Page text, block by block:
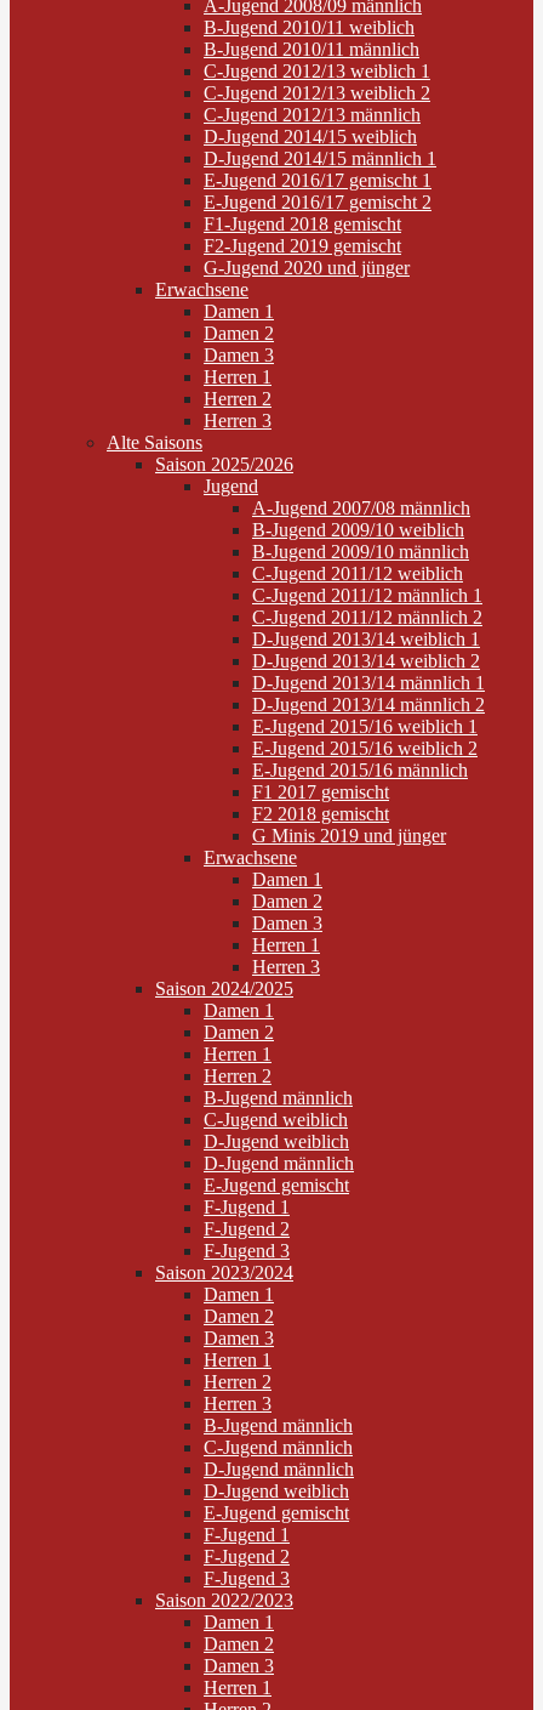
A-Jugend 2008/09 männlich
B-Jugend 2010/11 weiblich
B-Jugend 2010/11 männlich
C-Jugend 2012/13 weiblich 1
C-Jugend 2012/13 weiblich 2
C-Jugend 2012/13 männlich
D-Jugend 2014/15 weiblich
D-Jugend 2014/15 männlich 1
E-Jugend 2016/17 gemischt 1
E-Jugend 2016/17 gemischt 2
F1-Jugend 2018 gemischt
F2-Jugend 2019 gemischt
G-Jugend 2020 und jünger
Erwachsene
Damen 1
Damen 2
Damen 3
Herren 1
Herren 2
Herren 3
Alte Saisons
Saison 2025/2026
Jugend
A-Jugend 2007/08 männlich
B-Jugend 2009/10 weiblich
B-Jugend 2009/10 männlich
C-Jugend 2011/12 weiblich
C-Jugend 2011/12 männlich 1
C-Jugend 2011/12 männlich 2
D-Jugend 2013/14 weiblich 1
D-Jugend 2013/14 weiblich 2
D-Jugend 2013/14 männlich 1
D-Jugend 2013/14 männlich 2
E-Jugend 2015/16 weiblich 1
E-Jugend 2015/16 weiblich 2
E-Jugend 2015/16 männlich
F1 2017 gemischt
F2 2018 gemischt
G Minis 2019 und jünger
Erwachsene
Damen 1
Damen 2
Damen 3
Herren 1
Herren 3
Saison 2024/2025
Damen 1
Damen 2
Herren 1
Herren 2
B-Jugend männlich
C-Jugend weiblich
D-Jugend weiblich
D-Jugend männlich
E-Jugend gemischt
F-Jugend 1
F-Jugend 2
F-Jugend 3
Saison 2023/2024
Damen 1
Damen 2
Damen 3
Herren 1
Herren 2
Herren 3
B-Jugend männlich
C-Jugend männlich
D-Jugend männlich
D-Jugend weiblich
E-Jugend gemischt
F-Jugend 1
F-Jugend 2
F-Jugend 3
Saison 2022/2023
Damen 1
Damen 2
Damen 3
Herren 1